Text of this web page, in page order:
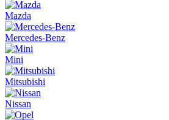
Mazda
Mercedes-Benz
Mini
Mitsubishi
Nissan